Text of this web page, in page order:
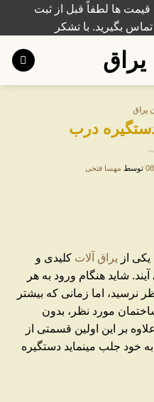
قیمت ها لطفاً قبل از ثبت
بگیرید. با تشکر
یراق
درب
توسط مهسا فتحی
از یراق آلات کلیدی و
شاید هنگام ورود به هر
نرسید، اما زمانی که بیشتر
مورد نظر، بدون
بر این اولین قسمتی از
خود جلب مینماید دستگیره